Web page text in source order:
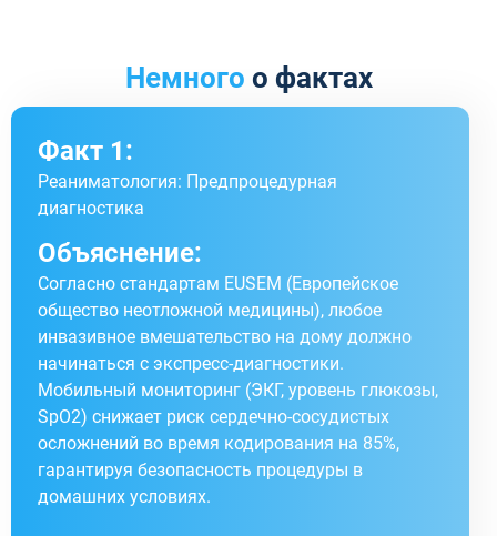
Немного о фактах
Факт 1:
Реаниматология: Предпроцедурная
диагностика
Объяснение:
Согласно стандартам EUSEM (Европейское
общество неотложной медицины), любое
инвазивное вмешательство на дому должно
начинаться с экспресс-диагностики.
Мобильный мониторинг (ЭКГ, уровень глюкозы,
SpO2) снижает риск сердечно-сосудистых
осложнений во время кодирования на 85%,
гарантируя безопасность процедуры в
домашних условиях.